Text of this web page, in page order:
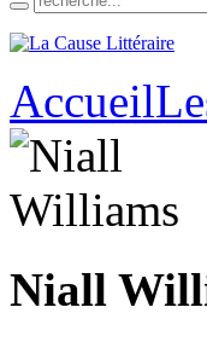
Accueil
Niall